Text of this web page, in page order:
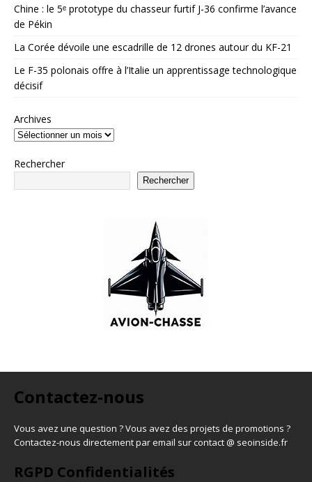
Chine : le 5ᵉ prototype du chasseur furtif J-36 confirme l’avance
de Pékin
La Corée dévoile une escadrille de 12 drones autour du KF-21
Le F-35 polonais offre à l’Italie un apprentissage technologique
décisif
Archives
Rechercher
Rechercher
Contactez-nous
Vous avez une question ? Vous avez des projets de promotions ?
Contactez-nous directement par email sur contact @ seoinside.fr
RGPD Confidentialités